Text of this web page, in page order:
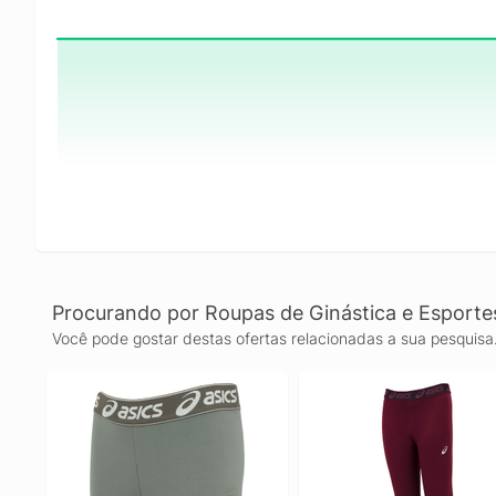
Procurando por Roupas de Ginástica e
Você pode gostar destas ofertas relacionadas a sua